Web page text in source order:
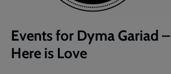
Events for Dyma Gariad –
Here is Love